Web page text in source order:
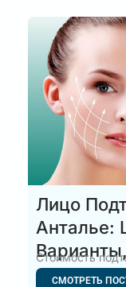
Лицо
Анталье:
Стоимость
из самых
СМОТРЕТЬ